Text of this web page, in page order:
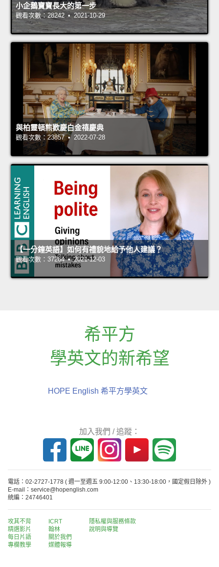
小企鵝寶寶長大的第一步
觀看次數：28242 • 2021-10-29
與柏靈頓熊歡慶白金禧慶典
觀看次數：23857 • 2022-07-28
【一分鐘英語】如何有禮貌地給予他人建議？
觀看次數：37264 • 2021-12-03
希平方
學英文的新希望
HOPE English 希平方學英文
加入我們 / 追蹤：
電話：02-2727-1778 ( 週一至週五 9:00-12:00、13:30-18:00，國定假日除外 )
E-mail：service@hopenglish.com
統編：24746401
攻其不背
精選影片
每日片語
專欄教學
ICRT
翰林
關於我們
媒體報導
隱私權與服務條款
說明與導覽